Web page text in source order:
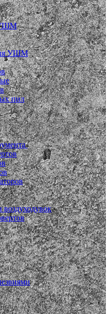
УШМ
УШМ
пил
воздуходувок